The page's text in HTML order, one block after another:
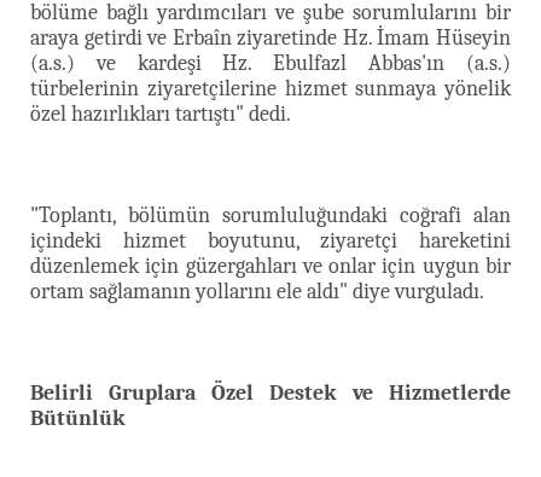
bölüme bağlı yardımcıları ve şube sorumlularını bir
araya getirdi ve Erbaîn ziyaretinde Hz. İmam Hüseyin
(a.s.) ve kardeşi Hz. Ebulfazl Abbas'ın (a.s.)
türbelerinin ziyaretçilerine hizmet sunmaya yönelik
özel hazırlıkları tartıştı" dedi.
"Toplantı, bölümün sorumluluğundaki coğrafi alan
içindeki hizmet boyutunu, ziyaretçi hareketini
düzenlemek için güzergahları ve onlar için uygun bir
ortam sağlamanın yollarını ele aldı" diye vurguladı.
Belirli Gruplara Özel Destek ve Hizmetlerde
Bütünlük